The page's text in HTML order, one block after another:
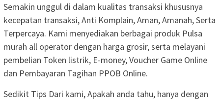
Semakin unggul di dalam kualitas transaksi khususnya
kecepatan transaksi, Anti Komplain, Aman, Amanah, Serta
Terpercaya. Kami menyediakan berbagai produk Pulsa
murah all operator dengan harga grosir, serta melayani
pembelian Token listrik, E-money, Voucher Game Online
dan Pembayaran Tagihan PPOB Online.
Sedikit Tips Dari kami, Apakah anda tahu, hanya dengan